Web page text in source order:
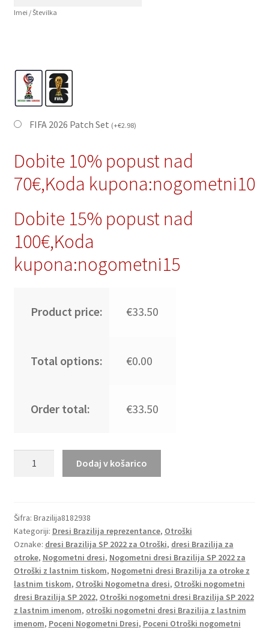
Imei / Številka
FIFA 2026 Patch Set (+€2.98)
Dobite 10% popust nad
70€,Koda kupona:nogometni10
Dobite 15% popust nad
100€,Koda
kupona:nogometni15
Product price: €33.50
Total options: €0.00
Order total: €33.50
Gostujoči
SP
2022
Kratek
Rokav
+
Kratke
hlače
Dodaj v košarico
Šifra: Brazilija8182938
Kategoriji: Dresi Brazilija reprezentance, Otroški
Oznake: dresi Brazilija SP 2022 za Otroški, dresi Brazilija za
otroke, Nogometni dresi, Nogometni dresi Brazilija SP 2022 za
Otroški z lastnim tiskom, Nogometni dresi Brazilija za otroke z
lastnim tiskom, Otroški Nogometna dresi, Otroški nogometni
dresi Brazilija SP 2022, Otroški nogometni dresi Brazilija SP 2022
z lastnim imenom, otroški nogometni dresi Brazilija z lastnim
imenom, Poceni Nogometni Dresi, Poceni Otroški nogometni